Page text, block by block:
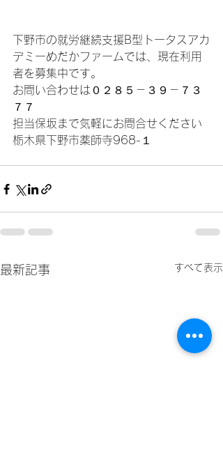
下野市の就労継続支援B型トータスアカ
デミーめだかファームでは、現在利用
者を募集中です。
お問い合わせは０２８５－３９－７３
７７
担当保坂まで気軽にお問合せください
栃木県下野市薬師寺968-１
最新記事 すべて表示